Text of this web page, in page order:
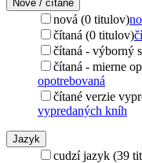
Nové / čítané
nová (0 titulov)
čítaná (0 titulov)
čítaná - výborný
čítaná - mierne
opotrebovaná
čítané verzie
vypredaných kníh
Jazyk
cudzí jazyk (39